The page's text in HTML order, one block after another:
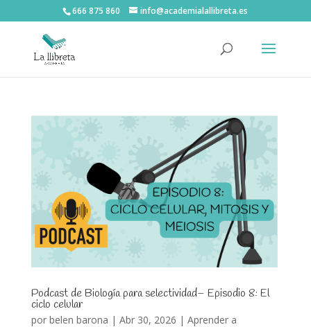
666 875 860 info@academialallibreta.es
Podcast de Biología para selectividad– Episodio 8: El
ciclo celular
por belen barona | Abr 30, 2026 | Aprender a